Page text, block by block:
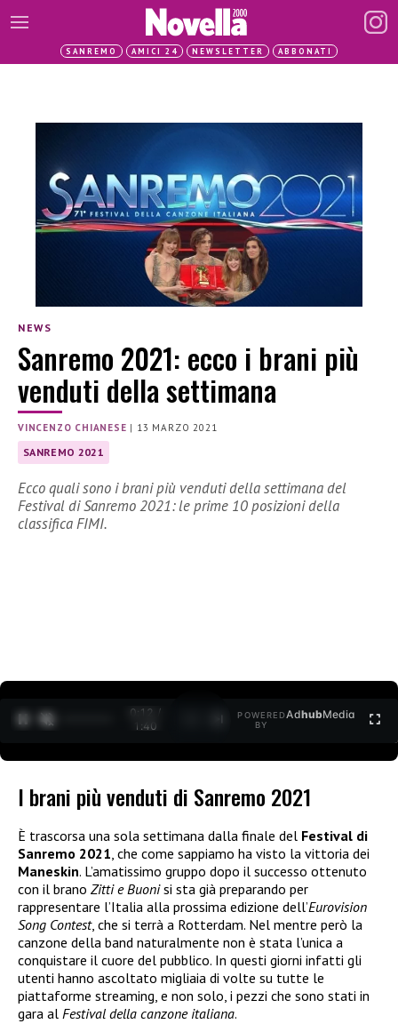
SANREMO AMICI 24 NEWSLETTER ABBONATI
NEWS
Sanremo 2021: ecco i brani più
venduti della settimana
VINCENZO CHIANESE | 13 MARZO 2021
SANREMO 2021
Ecco quali sono i brani più venduti della settimana del
Festival di Sanremo 2021: le prime 10 posizioni della
classifica FIMI.
0:12 /
1:40
POWERED
BY
AdhubMedia
I brani più venduti di Sanremo 2021
È trascorsa una sola settimana dalla finale del Festival di
Sanremo 2021, che come sappiamo ha visto la vittoria dei
Maneskin. L’amatissimo gruppo dopo il successo ottenuto
con il brano Zitti e Buonisi sta già preparando per
rappresentare l’Italia alla prossima edizione dell’Eurovision
Song Contest, che si terrà a Rotterdam. Nel mentre però la
canzone della band naturalmente non è stata l’unica a
conquistare il cuore del pubblico. In questi giorni infatti gli
utenti hanno ascoltato migliaia di volte su tutte le
piattaforme streaming, e non solo, i pezzi che sono stati in
gara al Festival della canzone italiana.